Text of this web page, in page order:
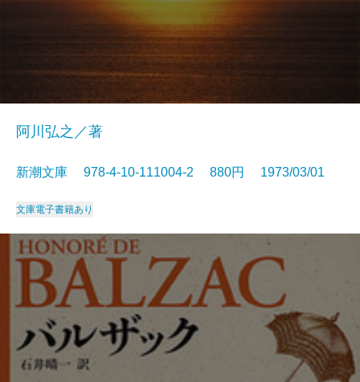
阿川弘之／著
新潮文庫 978-4-10-111004-2 880円 1973/03/01
文庫電子書籍あり